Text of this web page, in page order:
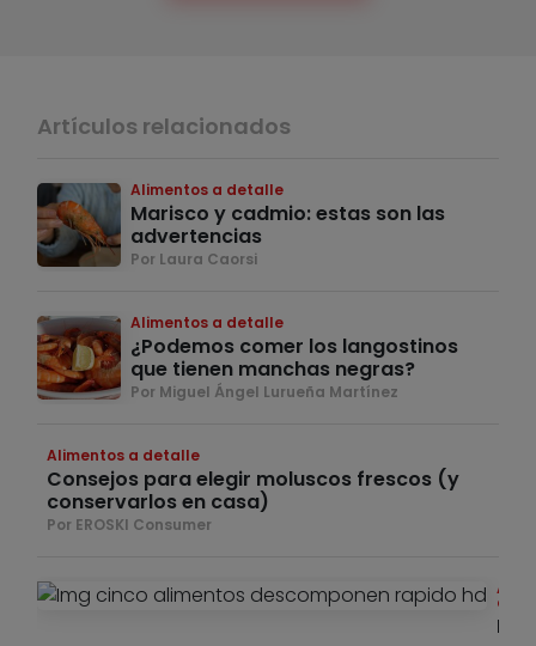
Artículos relacionados
Alimentos a detalle
Marisco y cadmio: estas son las
advertencias
Por Laura Caorsi
Alimentos a detalle
¿Podemos comer los langostinos
que tienen manchas negras?
Por Miguel Ángel Lurueña Martínez
Alimentos a detalle
Consejos para elegir moluscos frescos (y
conservarlos en casa)
Por EROSKI Consumer
Los